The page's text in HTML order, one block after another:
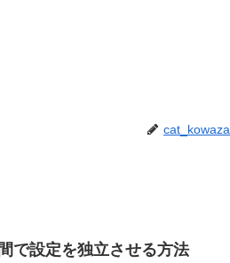
cat_kowaza
で設定を独立させる方法